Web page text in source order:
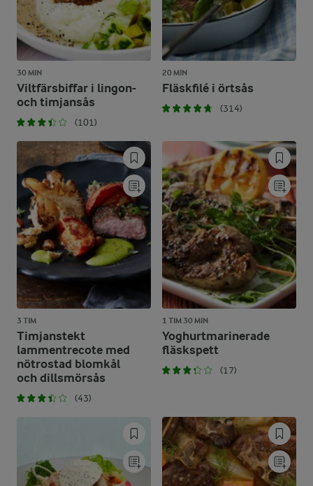
30 MIN
Viltfärsbiffar i lingon-
och timjansås
(101)
20 MIN
Fläskfilé i örtsås
(314)
3 TIM
Timjanstekt
lammentrecote med
nötrostad blomkål
och dillsmörsås
(43)
1 TIM 30 MIN
Yoghurtmarinerade
fläskspett
(17)